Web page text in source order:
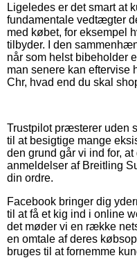
Ligeledes er det smart at
fundamentale vedtægter
med købet, for eksempel
tilbyder. I den
når som helst bibeholder
man senere kan eftervise
Chr, hvad end du skal
Trustpilot præsterer uden
til at besigtige mange
den grund går vi ind for,
anmeldelser af Breitling
din ordre.
Facebook bringer dig
til at få et kig ind i online
det møder vi en række
en omtale af deres
bruges til at fornemme